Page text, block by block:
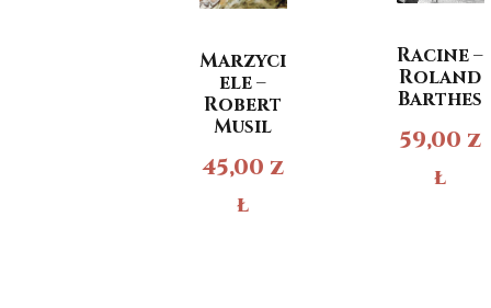
Marzyci
ele –
Robert
Musil
45,00 z
ł
Racine –
Roland
Barthes
59,00 z
ł